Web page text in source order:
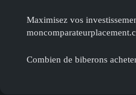
Maximisez vos
Combien de biberons